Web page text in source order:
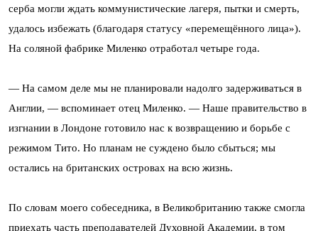
серба могли ждать коммунистические лагеря, пытки и смерть,
удалось избежать (благодаря статусу «перемещённого лица»).
На соляной фабрике Миленко отработал четыре года.
— На самом деле мы не планировали надолго задерживаться в
Англии, — вспоминает отец Миленко. — Наше правительство в
изгнании в Лондоне готовило нас к возвращению и борьбе с
режимом Тито. Но планам не суждено было сбыться; мы
остались на британских островах на всю жизнь.
По словам моего собеседника, в Великобританию также смогла
приехать часть преподавателей Духовной Академии, в том